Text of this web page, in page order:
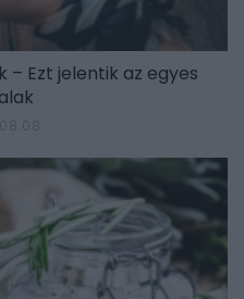
– Ezt jelentik az egyes